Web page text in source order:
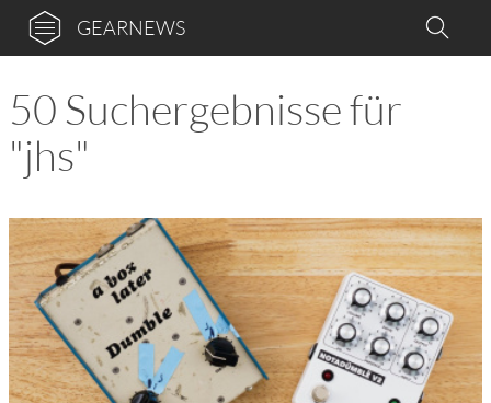
GEARNEWS
50 Suchergebnisse für
"jhs"